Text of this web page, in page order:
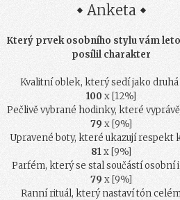
Anketa
Který prvek osobního stylu vám
posílil charakter
Kvalitní oblek, který sedí jako
100 x [12%]
Pečlivě vybrané hodinky, které
79 x [9%]
Upravené boty, které ukazují respekt
81x [9%]
Parfém, který se stal součástí osobní
79 x [9%]
Ranní rituál, který nastaví tón